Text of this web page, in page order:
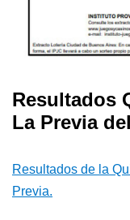
Resultados
La Previa
Resultados de la
Previa.